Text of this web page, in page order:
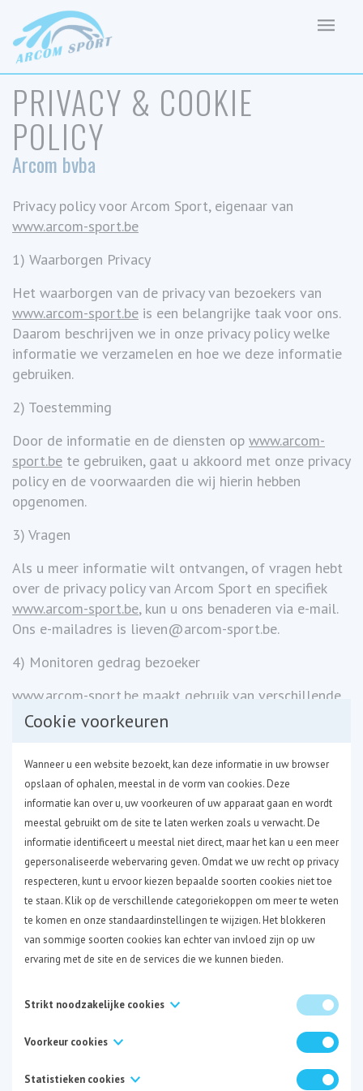
PRIVACY & COOKIE
POLICY
Arcom bvba
Privacy policy voor Arcom Sport, eigenaar van
www.arcom-sport.be
1) Waarborgen Privacy
Het waarborgen van de privacy van bezoekers van
www.arcom-sport.be is een belangrijke taak voor ons.
Daarom beschrijven we in onze privacy policy welke
informatie we verzamelen en hoe we deze informatie
gebruiken.
2) Toestemming
Door de informatie en de diensten op www.arcom-
sport.be te gebruiken, gaat u akkoord met onze privacy
policy en de voorwaarden die wij hierin hebben
opgenomen.
3) Vragen
Als u meer informatie wilt ontvangen, of vragen hebt
over de privacy policy van Arcom Sport en specifiek
www.arcom-sport.be, kun u ons benaderen via e-mail.
Ons e-mailadres is lieven@arcom-sport.be.
4) Monitoren gedrag bezoeker
www.arcom-sport.be maakt gebruik van verschillende
technieken om bij te houden wie de website bezoekt,
welke pagina’s worden bezocht. Dat is een
gebruikelijke manier van werken voor websites omdat
het informatie oplevert op die bijdraagt aan de
kwaliteit van de gebruikerservaring. De informatie die
we, via cookies, registreren, bestaat uit onder meer IP-
adressen, het type browser en de bezochte pagina’s.
Tevens monitoren we waar bezoekers de website voor
het eerst bezoeken en vanaf welke pagina ze
vertrekken. Deze informatie houden we anoniem bij en
is niet gekoppeld aan andere persoonlijke
5) Gebruik van cookies
www.arcom-sport.be
plaatst cookies bij bezoekers. Dat
pagina’s die gebruikers op onze website bezoeken, om
Cookie voorkeuren
Wanneer u een website bezoekt, kan deze informatie in uw browser
opslaan of ophalen, meestal in de vorm van cookies. Deze
informatie kan over u, uw voorkeuren of uw apparaat gaan en wordt
meestal gebruikt om de site te laten werken zoals u verwacht. De
informatie identificeert u meestal niet direct, maar het kan u een meer
gepersonaliseerde webervaring geven. Omdat we uw recht op privacy
respecteren, kunt u ervoor kiezen bepaalde soorten cookies niet toe
te staan. Klik op de verschillende categoriekoppen om meer te weten
te komen en onze standaardinstellingen te wijzigen. Het blokkeren
van sommige soorten cookies kan echter van invloed zijn op uw
ervaring met de site en de services die we kunnen bieden.
Strikt noodzakelijke cookies
Deze cookies zijn noodzakelijk voor het functioneren van de website
en kunnen niet worden uitgeschakeld in onze systemen. Ze worden
meestal alleen ingesteld als reactie op acties die door u worden
Voorkeur cookies
Deze cookies, ook bekend als "functionaliteitscookies", stellen een
Statistieken cookies